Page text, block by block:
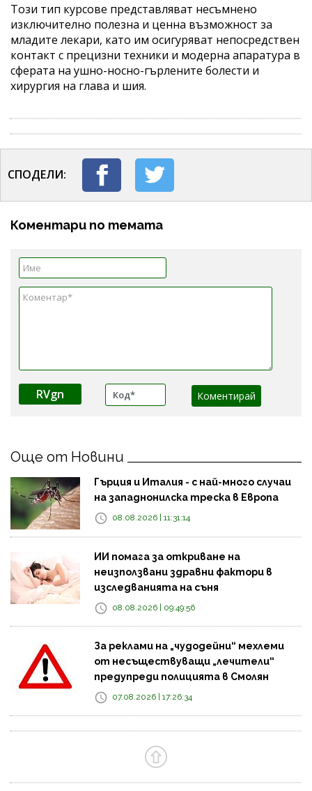
Този тип курсове представляват несъмнено
изключително полезна и ценна възможност за
младите лекари, като им осигуряват непосредствен
контакт с прецизни техники и модерна апаратура в
сферата на ушно-носно-гърлените болести и
хирургия на глава и шия.
СПОДЕЛИ:
Коментари по темата
RVgn
Още от Новини
Гърция и Италия - с най-много случаи
на западнонилска треска в Европа
08.08.2026 | 11:31:14
ИИ помага за откриване на
неизползвани здравни фактори в
изследванията на съня
08.08.2026 | 09:49:56
За реклами на „чудодейни“ мехлеми
от несъществуващи „лечители“
предупреди полицията в Смолян
07.08.2026 | 17:26:34